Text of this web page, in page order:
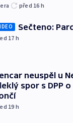
před 16 h
Sečteno:
17 h
neuspěl u
spor s DPP
19 h